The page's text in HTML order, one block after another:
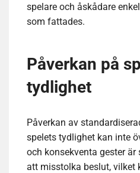
spelare och åskådare
som fattades.
Påverkan på
tydlighet
Påverkan av
spelets tydlighet kan inte
och konsekventa gester är
att misstolka beslut, vilket